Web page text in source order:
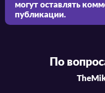
могут оставлять
публикации.
По